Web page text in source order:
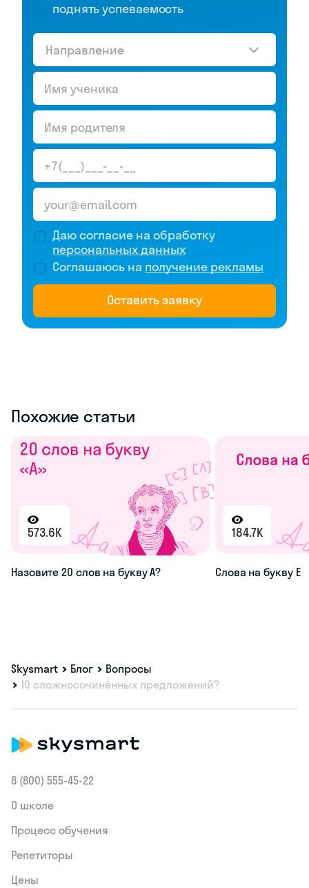
поднять успеваемость
Направление
Даю согласие на обработку
персональных данных
Соглашаюсь на получение рекламы
Оставить заявку
Похожие статьи
573.6K
Назовите 20 слов на букву А?
184.7K
Слова на букву Е
Skysmart Блог
Вопросы
10 сложносочинённых предложений?
8 (800) 555‑45-22
О школе
Процесс обучения
Репетиторы
Цены